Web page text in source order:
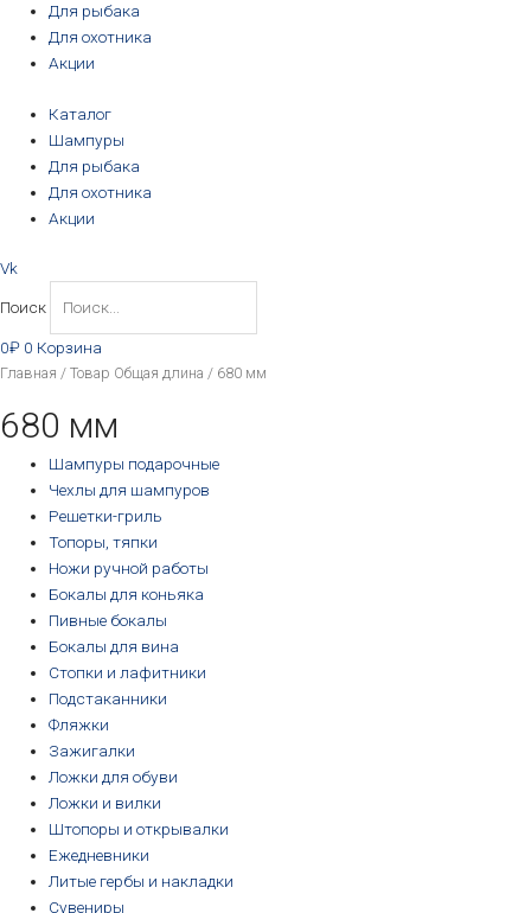
Для рыбака
Для охотника
Акции
Каталог
Шампуры
Для рыбака
Для охотника
Акции
Vk
Поиск
0₽ 0 Корзина
Главная / Товар Общая длина / 680 мм
680 мм
Шампуры подарочные
Чехлы для шампуров
Решетки-гриль
Топоры, тяпки
Ножи ручной работы
Бокалы для коньяка
Пивные бокалы
Бокалы для вина
Стопки и лафитники
Подстаканники
Фляжки
Зажигалки
Ложки для обуви
Ложки и вилки
Штопоры и открывалки
Ежедневники
Литые гербы и накладки
Сувениры